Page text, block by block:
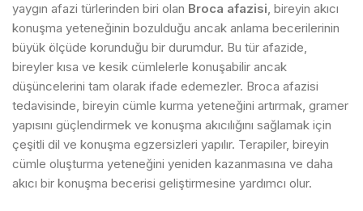
yaygın afazi türlerinden biri olan Broca afazisi, bireyin akıcı
konuşma yeteneğinin bozulduğu ancak anlama becerilerinin
büyük ölçüde korunduğu bir durumdur. Bu tür afazide,
bireyler kısa ve kesik cümlelerle konuşabilir ancak
düşüncelerini tam olarak ifade edemezler. Broca afazisi
tedavisinde, bireyin cümle kurma yeteneğini artırmak, gramer
yapısını güçlendirmek ve konuşma akıcılığını sağlamak için
çeşitli dil ve konuşma egzersizleri yapılır. Terapiler, bireyin
cümle oluşturma yeteneğini yeniden kazanmasına ve daha
akıcı bir konuşma becerisi geliştirmesine yardımcı olur.